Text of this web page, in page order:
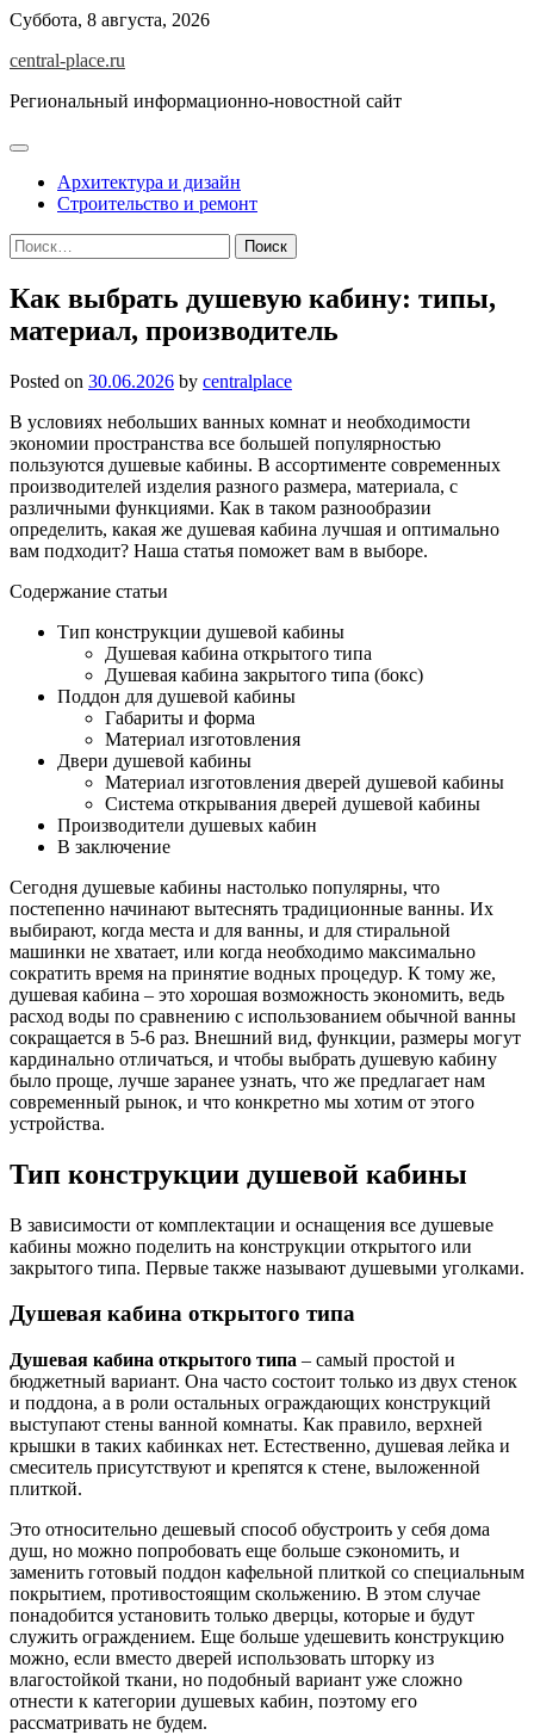
Skip
content
Суббота, 8 августа, 2026
central-place.ru
Региональный информационно-новостной сайт
Архитектура и дизайн
Строительство и ремонт
Найти:
Как выбрать душевую кабину: типы,
материал, производитель
Posted on 30.06.2026 by centralplace
В условиях небольших ванных комнат и необходимости
экономии пространства все большей популярностью
пользуются душевые кабины. В ассортименте современных
производителей изделия разного размера, материала, с
различными функциями. Как в таком разнообразии
определить, какая же душевая кабина лучшая и оптимально
вам подходит? Наша статья поможет вам в выборе.
Содержание статьи
Тип конструкции душевой кабины
Душевая кабина открытого типа
Душевая кабина закрытого типа (бокс)
Поддон для душевой кабины
Габариты и форма
Материал изготовления
Двери душевой кабины
Материал изготовления дверей душевой кабины
Система открывания дверей душевой кабины
Производители душевых кабин
В заключение
Сегодня душевые кабины настолько популярны, что
постепенно начинают вытеснять традиционные ванны. Их
выбирают, когда места и для ванны, и для стиральной
машинки не хватает, или когда необходимо максимально
сократить время на принятие водных процедур. К тому же,
душевая кабина – это хорошая возможность экономить, ведь
расход воды по сравнению с использованием обычной ванны
сокращается в 5-6 раз. Внешний вид, функции, размеры могут
кардинально отличаться, и чтобы выбрать душевую кабину
было проще, лучше заранее узнать, что же предлагает нам
современный рынок, и что конкретно мы хотим от этого
устройства.
Тип конструкции душевой кабины
В зависимости от комплектации и оснащения все душевые
кабины можно поделить на конструкции открытого или
закрытого типа. Первые также называют душевыми уголками.
Душевая кабина открытого типа
Душевая кабина открытого типа – самый простой и
бюджетный вариант. Она часто состоит только из двух стенок
и поддона, а в роли остальных ограждающих конструкций
выступают стены ванной комнаты. Как правило, верхней
крышки в таких кабинках нет. Естественно, душевая лейка и
смеситель присутствуют и крепятся к стене, выложенной
плиткой.
Это относительно дешевый способ обустроить у себя дома
душ, но можно попробовать еще больше сэкономить, и
заменить готовый поддон кафельной плиткой со специальным
покрытием, противостоящим скольжению. В этом случае
понадобится установить только дверцы, которые и будут
служить ограждением. Еще больше удешевить конструкцию
можно, если вместо дверей использовать шторку из
влагостойкой ткани, но подобный вариант уже сложно
отнести к категории душевых кабин, поэтому его
рассматривать не будем.